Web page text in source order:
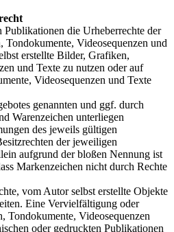
die Urheberrechte der
Videosequenzen und
erstellte Bilder, Grafiken,
und Texte zu nutzen oder auf
Videosequenzen und Texte
genannten und ggf. durch
Warenzeichen unterliegen
des jeweils gültigen
der jeweiligen
aufgrund der bloßen Nennung ist
Markenzeichen nicht durch Rechte
vom Autor selbst erstellte Objekte
Eine Vervielfältigung oder
Tondokumente, Videosequenzen
oder gedruckten Publikationen